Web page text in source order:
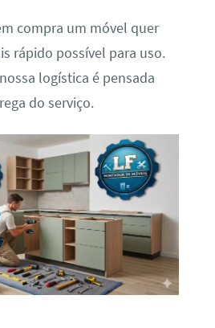
compra um móvel quer
rápido possível para uso.
logística é pensada
do serviço.